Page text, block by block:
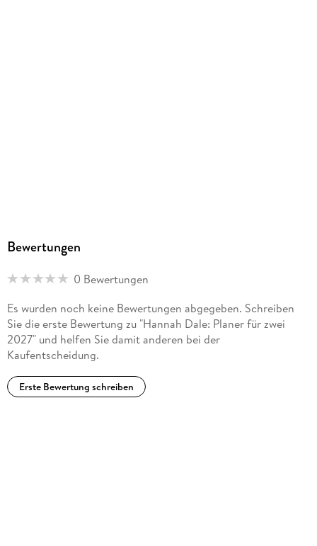
Bewertungen
0 Bewertungen
Es wurden noch keine Bewertungen abgegeben. Schreiben
Sie die erste Bewertung zu "Hannah Dale: Planer für zwei
2027" und helfen Sie damit anderen bei der
Kaufentscheidung.
Erste Bewertung schreiben